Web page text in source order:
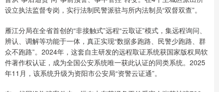
设立执法监督专岗，实行法制民警派驻与所内法制员“双督双查”。
雁江分局在全省首创的“非接触式”远程“云取证”模式，集远程询问、
辨认、调解等功能于一体，真正实现“数据多跑路、民警少跑路、群
众不跑路”。2024年，这套自主研发的远程取证系统获国家版权局软
件著作权认证，成为全国公安系统唯一获此认证的同类系统。2025
年11月，该系统升级为资阳市公安局“资警云证通”。